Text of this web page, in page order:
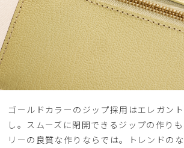
ゴールドカラーのジップ採用はエレガン
し。スムーズに閉開できるジップの作り
リーの良質な作りならでは。トレンドの